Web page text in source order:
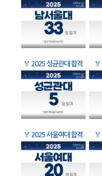
🏅 2025 성균관대 합격 🏅
🏅 2025 서울여대 합격 🏅